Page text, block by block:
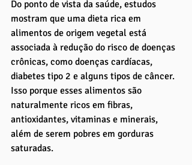
Do ponto de vista da saúde, estudos
mostram que uma dieta rica em
alimentos de origem vegetal está
associada à redução do risco de doenças
crônicas, como doenças cardíacas,
diabetes tipo 2 e alguns tipos de câncer.
Isso porque esses alimentos são
naturalmente ricos em fibras,
antioxidantes, vitaminas e minerais,
além de serem pobres em gorduras
saturadas.